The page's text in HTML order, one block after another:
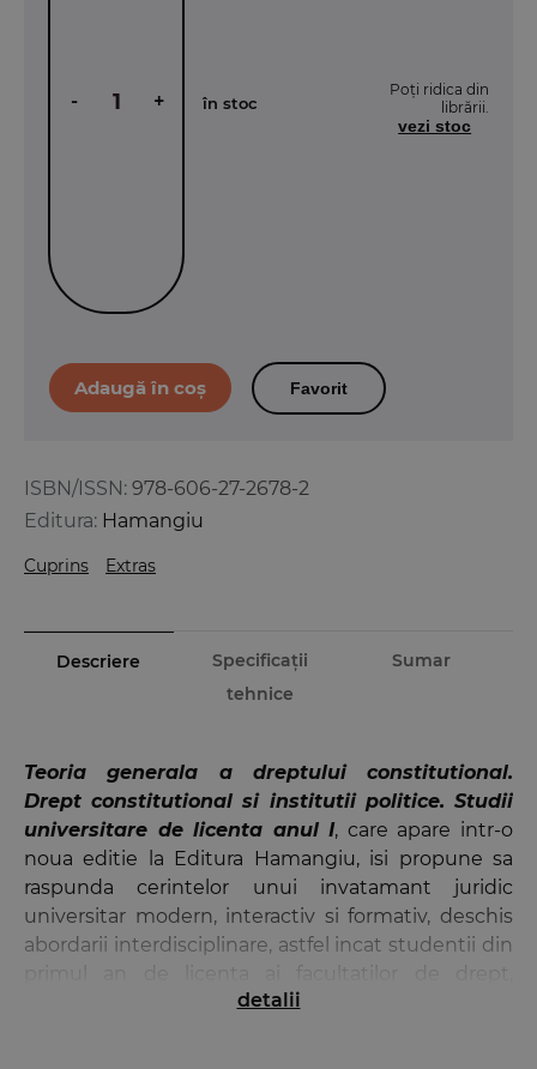
ISBN/ISSN: 978-606-27-2678-2
Editura: Hamangiu
Cuprins Extras
- + în stoc
Poți ridica din
librării.
vezi stoc
Favorit
Descriere
Specificații
tehnice
Sumar
Teoria generala a dreptului constitutional.
Drept constitutional si institutii politice. Studii
universitare de licenta anul I, care apare intr-o
noua editie la Editura Hamangiu, isi propune sa
raspunda cerintelor unui invatamant juridic
universitar modern, interactiv si formativ, deschis
abordarii interdisciplinare, astfel incat studentii din
primul an de licenta ai facultatilor de drept,
precum si ai facultatilor de stiinte politice ori de
detalii